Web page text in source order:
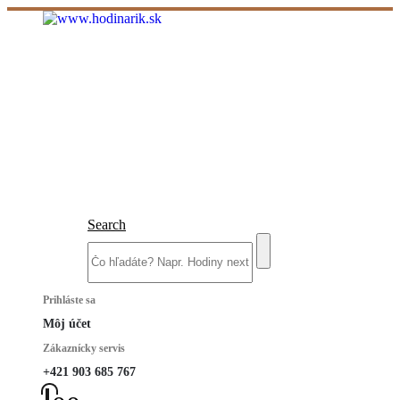
Search
Prihláste sa
Môj účet
Zákaznícky servis
+421 903 685 767